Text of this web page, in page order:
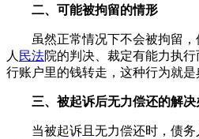
二、可能被拘留的情形
虽然正常情况下不会被拘留
人 民法院的判决、裁定有能力执
行账户里的钱转走，这种行为就是
三、被起诉后无力偿还的解决
当被起诉且无力偿还时，债